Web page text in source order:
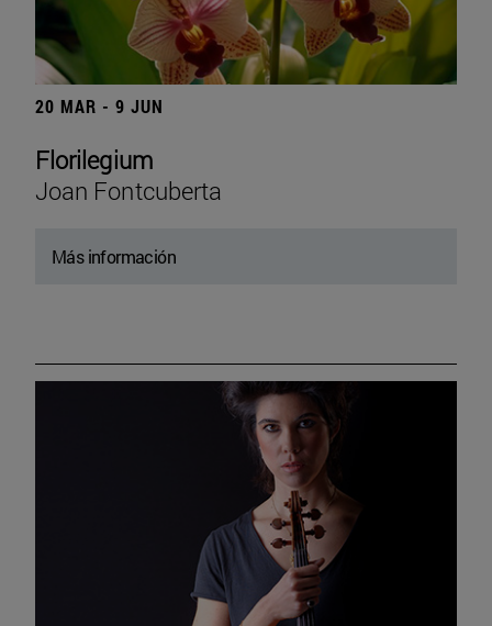
20 MAR - 9 JUN
Florilegium
Joan Fontcuberta
Más información